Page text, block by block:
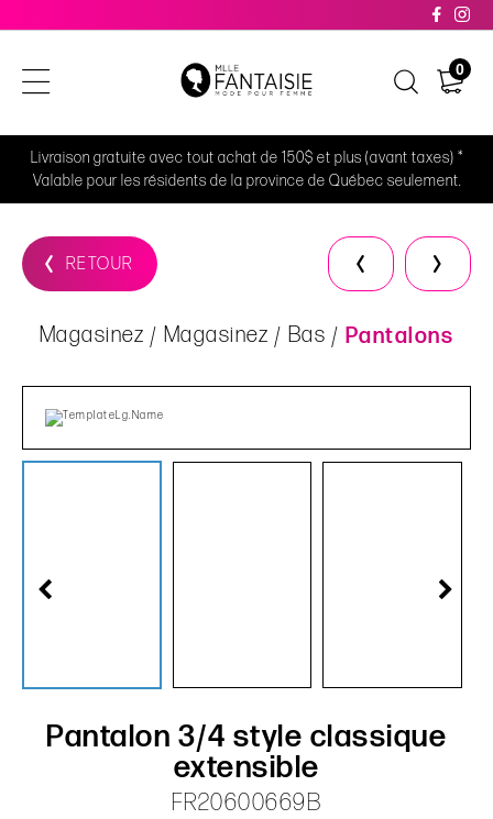
0
Livraison gratuite avec tout achat de 150$ et plus (avant taxes) *
Valable pour les résidents de la province de Québec seulement.
RETOUR
Magasinez Magasinez Bas Pantalons
Pantalon 3/4 style classique
extensible
FR20600669B